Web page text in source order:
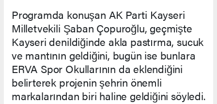
Programda konuşan AK Parti Kayseri
Milletvekili Şaban Çopuroğlu, geçmişte
Kayseri denildiğinde akla pastırma, sucuk
ve mantının geldiğini, bugün ise bunlara
ERVA Spor Okullarının da eklendiğini
belirterek projenin şehrin önemli
markalarından biri haline geldiğini söyledi.